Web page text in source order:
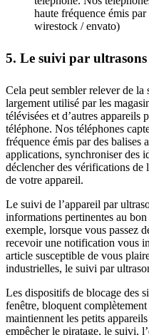
haute fréquence émis
wirestock / envato)
5. Le suivi par ultrasons
Cela peut sembler relever de
largement utilisé par les
télévisées et d’autres appareils
téléphone. Nos téléphones
fréquence émis par des balises
applications, synchroniser des
déclencher des vérifications
de votre appareil.
Le suivi de l’appareil par
informations pertinentes au
exemple, lorsque vous passez
recevoir une notification vous
article susceptible de vous
industrielles, le suivi par
Les dispositifs de blocage des
fenêtre, bloquent
maintiennent les petits
empêcher le piratage, le suivi,